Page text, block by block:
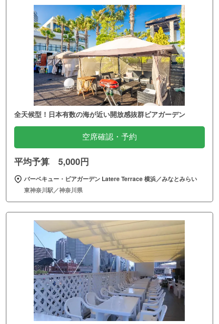
全天候型！日本有数の海が近い開放感抜群ビアガーデン
空席確認・予約
平均予算 5,000円
バーベキュー・ビアガーデン Latere Terrace 横浜／みなとみらい
東神奈川駅／神奈川県